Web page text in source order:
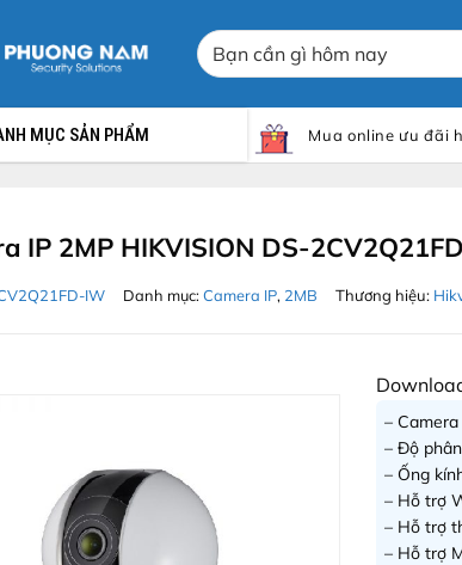
Tìm
kiếm:
MỤC SẢN PHẨM Mua online ưu đãi
IP 2MP HIKVISION DS-
IW Danh mục:Camera IP, 2MB Thương hiệu:
–
– Độ
– Ống
– Hỗ trợ
– Hỗ trợ
– Hỗ trợ